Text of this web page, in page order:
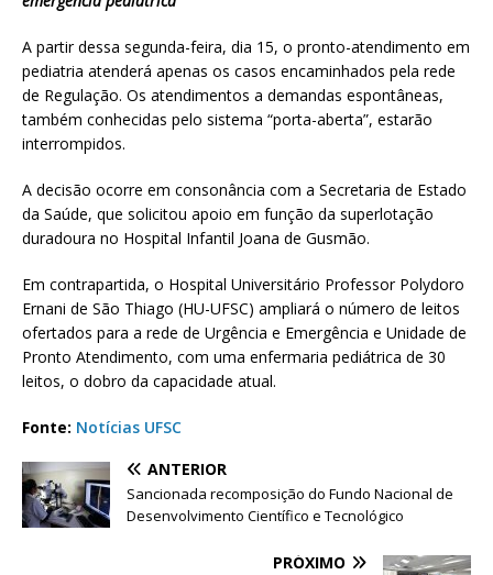
A partir dessa segunda-feira, dia 15, o pronto-atendimento em
pediatria atenderá apenas os casos encaminhados pela rede
de Regulação. Os atendimentos a demandas espontâneas,
também conhecidas pelo sistema “porta-aberta”, estarão
interrompidos.
A decisão ocorre em consonância com a Secretaria de Estado
da Saúde, que solicitou apoio em função da superlotação
duradoura no Hospital Infantil Joana de Gusmão.
Em contrapartida, o Hospital Universitário Professor Polydoro
Ernani de São Thiago (HU-UFSC) ampliará o número de leitos
ofertados para a rede de Urgência e Emergência e Unidade de
Pronto Atendimento, com uma enfermaria pediátrica de 30
leitos, o dobro da capacidade atual.
Fonte: Notícias UFSC
ANTERIOR
Sancionada recomposição do Fundo Nacional de
Desenvolvimento Científico e Tecnológico
PRÓXIMO